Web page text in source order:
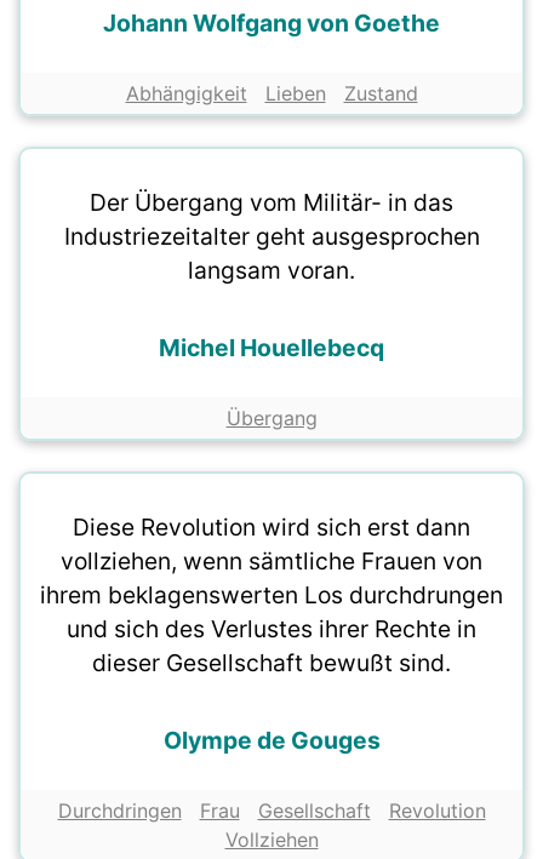
Johann Wolfgang von Goethe
Abhängigkeit Lieben Zustand
Der Übergang vom Militär- in das
Industriezeitalter geht ausgesprochen
langsam voran.
Michel Houellebecq
Übergang
Diese Revolution wird sich erst dann
vollziehen, wenn sämtliche Frauen von
ihrem beklagenswerten Los durchdrungen
und sich des Verlustes ihrer Rechte in
dieser Gesellschaft bewußt sind.
Olympe de Gouges
Durchdringen Frau Gesellschaft
Revolution
Vollziehen